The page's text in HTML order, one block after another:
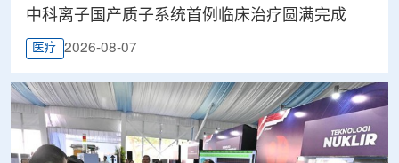
中科离子国产质子系统首例临床治疗圆满完成
医疗 2026-08-07